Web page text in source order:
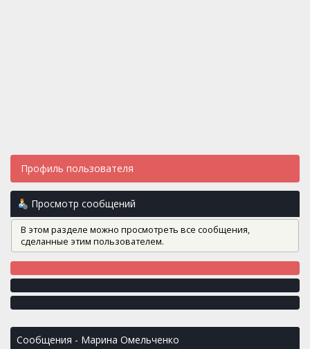
Профиль пользователя
Просмотр сообщений
В этом разделе можно просмотреть все сообщения,
сделанные этим пользователем.
Сообщения - Марина Омельченко